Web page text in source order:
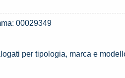
00029349
per tipologia, marca e